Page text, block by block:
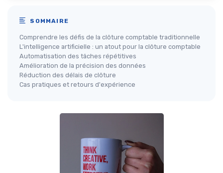
SOMMAIRE
Comprendre les défis de la clôture comptable traditionnelle
L'intelligence artificielle : un atout pour la clôture comptable
Automatisation des tâches répétitives
Amélioration de la précision des données
Réduction des délais de clôture
Cas pratiques et retours d'expérience